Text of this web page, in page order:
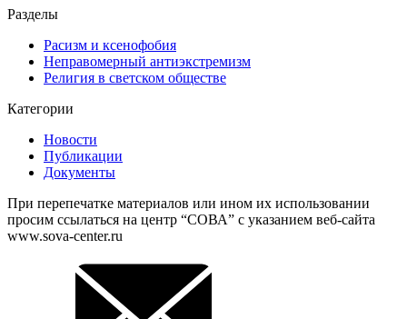
Разделы
Расизм и ксенофобия
Неправомерный антиэкстремизм
Религия в светском обществе
Категории
Новости
Публикации
Документы
При перепечатке материалов или ином их использовании
просим ссылаться на центр “СОВА” с указанием веб-сайта
www.sova-center.ru